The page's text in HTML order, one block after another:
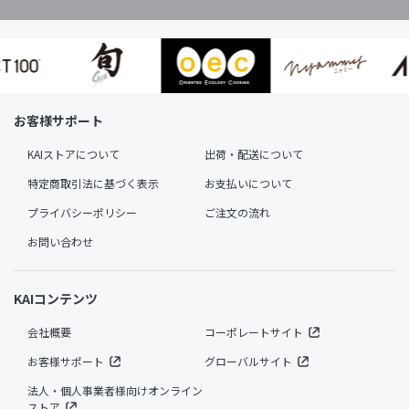
お客様サポート
KAIストアについて
出荷・配送について
特定商取引法に基づく表示
お支払いについて
プライバシーポリシー
ご注文の流れ
お問い合わせ
KAIコンテンツ
会社概要
コーポレートサイト
お客様サポート
グローバルサイト
法人・個人事業者様向けオンライン